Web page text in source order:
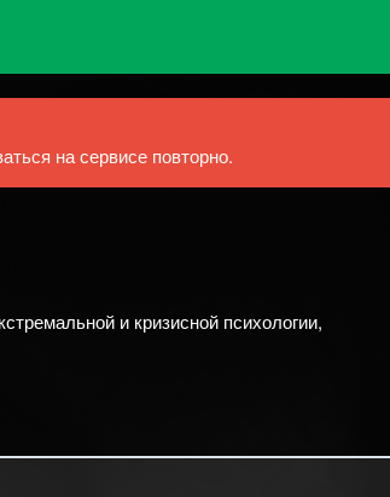
на сервисе повторно.
и кризисной психологии,